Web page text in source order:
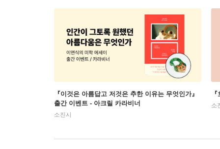
『이것은 아름답고 저것은 추한 이유는 무엇인가』
출간 이벤트 - 아크릴 카라비너
소진시
소